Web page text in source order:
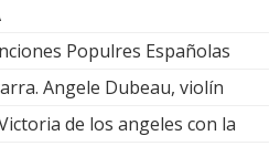
Populres Españolas
Angele Dubeau, violín
de los angeles con la